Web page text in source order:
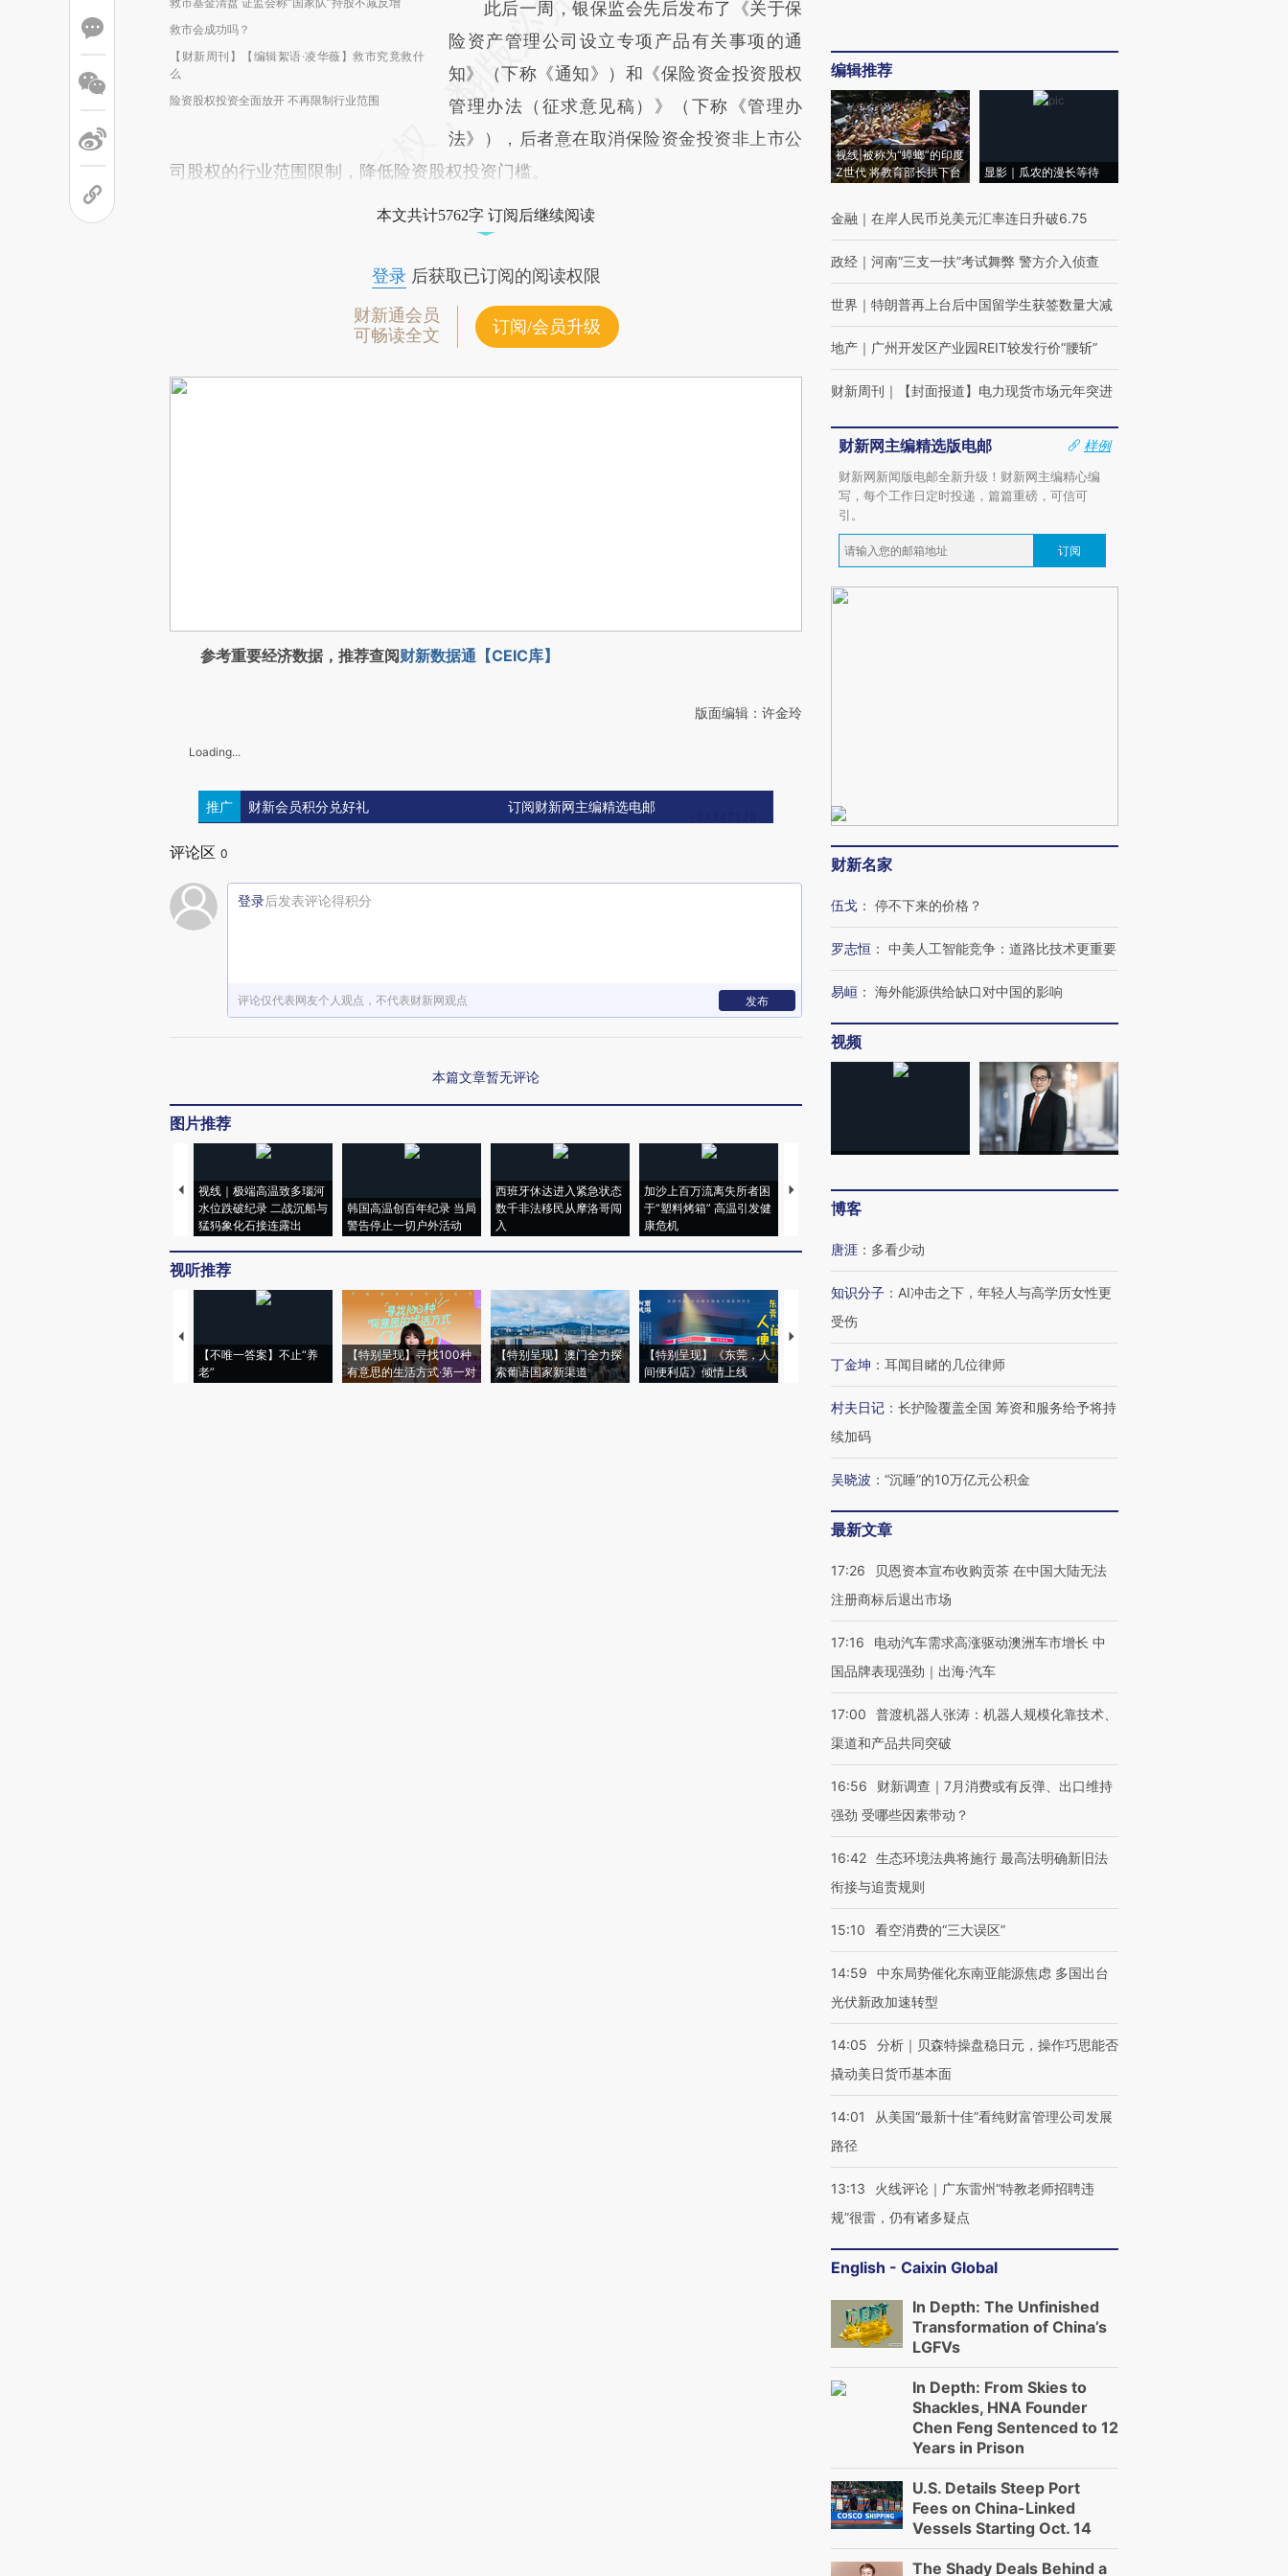
救市会成功吗？
【财新周刊】【编辑絮语·凌华薇】救市究竟救什
么
险资股权投资全面放开 不再限制行业范围
此后一周，银保监会先后发布了《关于保
险资产管理公司设立专项产品有关事项的通
知》（下称《通知》）和《保险资金投资股权
管理办法（征求意见稿）》（下称《管理办
法》），后者意在取消保险资金投资非上市公
司股权的行业范围限制，降低险资股权投资门槛。
本文共计5762字 订阅后继续阅读
登录后获取已订阅的阅读权限
财新通会员
可畅读全文
订阅/会员升级
参考重要经济数据，推荐查阅财新数据通【CEIC库】
版面编辑：许金玲
Loading...
推广 财新会员积分兑好礼 订阅财新网主编精选电邮
评论区 0
登录后发表评论得积分
评论仅代表网友个人观点，不代表财新网观点 发布
本篇文章暂无评论
图片推荐
视线｜极端高温致多瑙河
水位跌破纪录 二战沉船与
猛犸象化石接连露出
韩国高温创百年纪录 当局
警告停止一切户外活动
西班牙休达进入紧急状态
数千非法移民从摩洛哥闯
入
加沙上百万流离失所者困
于“塑料烤箱” 高温引发健
康危机
马航飞行员跨国走私7万
粒摇头丸 尿检体内含3种
视线｜HYROX的吸金
视听推荐
【不唯一答案】不止“养
老”
【特别呈现】寻找100种
有意思的生活方式·第一对
【特别呈现】澳门全力探
索葡语国家新渠道
【特别呈现】《东莞，人
间便利店》倾情上线
【推广】走进第四届链博
会，让数智科技“链”接产
【特别呈现】寻找100种
有意思的生活方式·第三对
编辑推荐
视线|被称为“蟑螂”的印度
Z世代 将教育部长拱下台
显影｜瓜农的漫长等待
金融 ｜ 在岸人民币兑美元汇率连日升破6.75
政经 ｜ 河南“三支一扶”考试舞弊 警方介入侦查
世界 ｜ 特朗普再上台后中国留学生获签数量大减
地产 ｜ 广州开发区产业园REIT较发行价“腰斩”
财新周刊 ｜ 【封面报道】电力现货市场元年突进
财新网主编精选版电邮
样例
财新网新闻版电邮全新升级！财新网主编精心编
写，每个工作日定时投递，篇篇重磅，可信可
引。
订阅
财新名家
伍戈 ： 停不下来的价格？
罗志恒 ： 中美人工智能竞争：道路比技术更重要
易峘 ： 海外能源供给缺口对中国的影响
视频
博客
唐涯 ： 多看少动
知识分子 ： AI冲击之下，年轻人与高学历女性更
受伤
丁金坤 ： 耳闻目睹的几位律师
村夫日记 ： 长护险覆盖全国 筹资和服务给予将持
续加码
吴晓波 ： “沉睡”的10万亿元公积金
最新文章
17:26
贝恩资本宣布收购贡茶 在中国大陆无法
注册商标后退出市场
17:16
电动汽车需求高涨驱动澳洲车市增长 中
国品牌表现强劲｜出海·汽车
17:00
普渡机器人张涛：机器人规模化靠技术、
渠道和产品共同突破
16:56
财新调查｜7月消费或有反弹、出口维持
强劲 受哪些因素带动？
16:42 生态环境法典将施行 最高法明确新旧法
衔接与追责规则
15:10 看空消费的“三大误区”
14:59
中东局势催化东南亚能源焦虑 多国出台
光伏新政加速转型
14:05
分析｜贝森特操盘稳日元，操作巧思能否
撬动美日货币基本面
14:01
从美国“最新十佳”看纯财富管理公司发展
路径
13:13
火线评论｜广东雷州“特教老师招聘违
规”很雷，仍有诸多疑点
English - Caixin Global
In Depth: The Unfinished
Transformation of China’s
LGFVs
In Depth: From Skies to
Shackles, HNA Founder
Chen Feng Sentenced to 12
Years in Prison
U.S. Details Steep Port
Fees on China-Linked
Vessels Starting Oct. 14
The Shady Deals Behind a